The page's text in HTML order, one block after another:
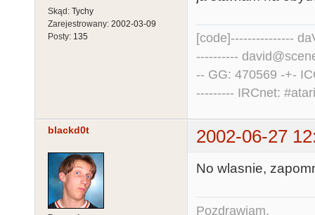
Skąd: Tychy
Zarejestrowany: 2002-03-09
Posty: 135
[code]---------------
----------
-- GG: 470569 -+-
--------- IRCnet:
blackd0t 2002-06-27
No wlasnie,
Pozdrawiam,